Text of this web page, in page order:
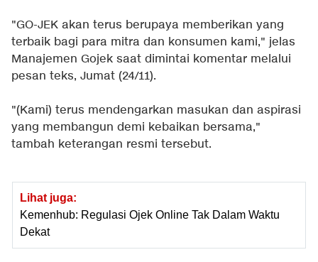
"GO-JEK akan terus berupaya memberikan yang
terbaik bagi para mitra dan konsumen kami," jelas
Manajemen Gojek saat dimintai komentar melalui
pesan teks, Jumat (24/11).
"(Kami) terus mendengarkan masukan dan aspirasi
yang membangun demi kebaikan bersama,"
tambah keterangan resmi tersebut.
Lihat juga:
Kemenhub: Regulasi Ojek Online Tak Dalam Waktu
Dekat